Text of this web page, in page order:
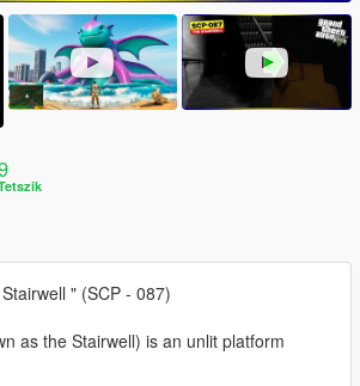
" (SCP - 087)
as the Stairwell) is an unlit platform